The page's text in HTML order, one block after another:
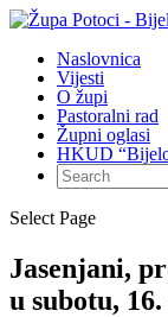
Naslovnica
Vijesti
O župi
Pastoralni rad
Župni oglasi
HKUD
Select Page
Jasenjani,
u subotu,